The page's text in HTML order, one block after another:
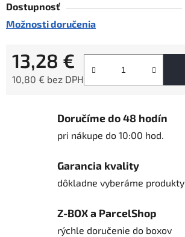
Dostupnosť
Možnosti doručenia
13,28 €
10,80 € bez DPH
Doručíme do 48 hodín
pri nákupe do 10:00 hod.
Garancia kvality
dôkladne vyberáme produkty
Z-BOX a ParcelShop
rýchle doručenie do boxov